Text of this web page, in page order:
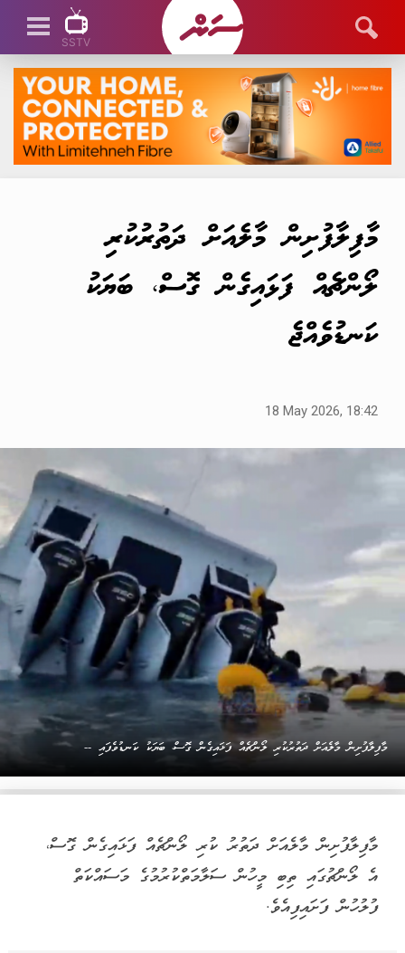
SSTV
SSTV LIVE
މާފިލާފުށިން މާލެއަށް ދަތުރުކުރި
ލޯންޗެއް ފަޅައިގެން ގޮސް، ބަޔަކު
ކަނޑުވެއްޖެ
18 May 2026, 18:42
މާފިލާފުށިން މާލެއަށް ދަތުރުކުރި ލޯންޗެއް ފަޅައިގެން ގޮސް، ބަޔަކު ކަނޑުވެފައި --
މާފިލާފުށިން މާލެއަށް ދަތުރު ކުރި ލޯންޗެއް ފަޅައިގެން ގޮސް،
އެ ލޯންޗުގައި ތިބި މީހުން ސަލާމަތްކުރުމުގެ މަސައްކަތް
ފުލުހުން ފަށައިފިއެވެ.